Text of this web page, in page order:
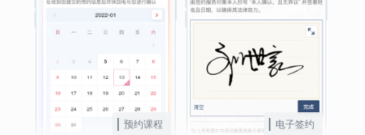
预约课程 电子签约